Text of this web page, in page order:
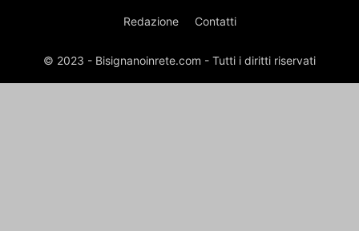
Redazione Contatti
© 2023 - Bisignanoinrete.com - Tutti i diritti riservati